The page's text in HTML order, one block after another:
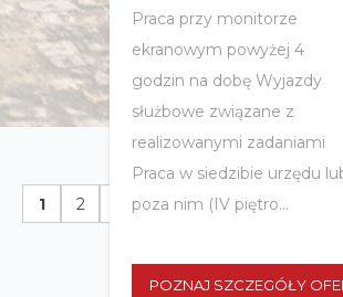
Praca przy monitorze
ekranowym powyżej 4
godzin na dobę Wyjazdy
służbowe związane z
realizowanymi zadaniami
Praca w siedzibie urzędu
poza nim (IV piętro...
POZNAJ SZCZEGÓŁY
1 2 4 5 6 7